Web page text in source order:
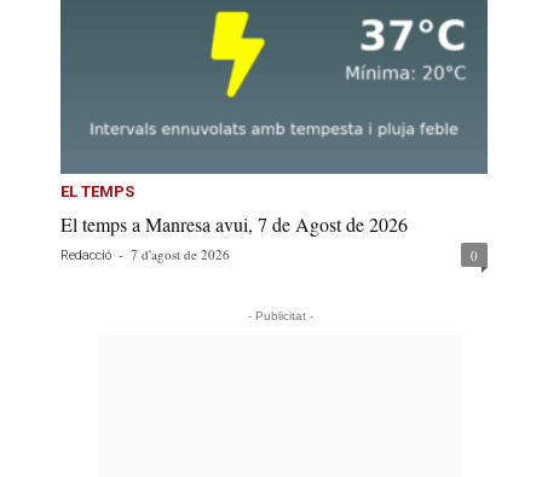
EL TEMPS
El temps a Manresa avui, 7 de Agost de 2026
Redacció - 7 d'agost de 2026 0
- Publicitat -